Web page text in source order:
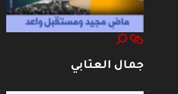
جمال العتابي